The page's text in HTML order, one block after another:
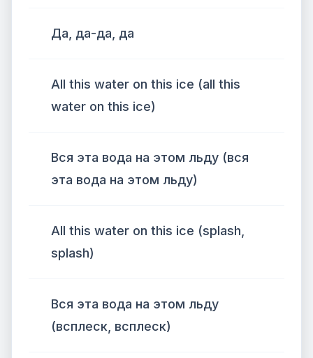
Да, да-да, да
All this water on this ice (all this
water on this ice)
Вся эта вода на этом льду (вся
эта вода на этом льду)
All this water on this ice (splash,
splash)
Вся эта вода на этом льду
(всплеск, всплеск)